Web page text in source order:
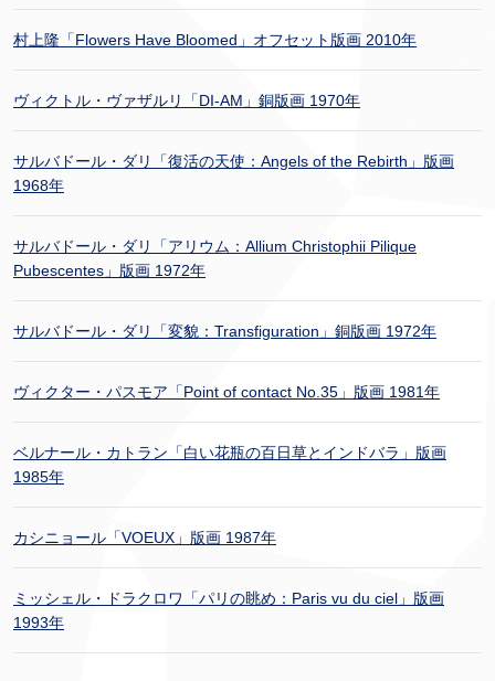
村上隆「Flowers Have Bloomed」オフセット版画 2010年
ヴィクトル・ヴァザルリ「DI-AM」銅版画 1970年
サルバドール・ダリ「復活の天使：Angels of the Rebirth」版画
1968年
サルバドール・ダリ「アリウム：Allium Christophii Pilique
Pubescentes」版画 1972年
サルバドール・ダリ「変貌：Transfiguration」銅版画 1972年
ヴィクター・パスモア「Point of contact No.35」版画 1981年
ベルナール・カトラン「白い花瓶の百日草とインドバラ」版画
1985年
カシニョール「VOEUX」版画 1987年
ミッシェル・ドラクロワ「パリの眺め：Paris vu du ciel」版画
1993年